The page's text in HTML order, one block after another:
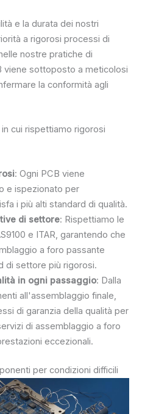
e la durata dei nostri
a rigorosi processi di
nostre pratiche di
viene sottoposto a meticolosi
la conformità agli
cui rispettiamo rigorosi
: Ogni PCB viene
e ispezionato per
i più alti standard di qualità.
di settore: Rispettiamo le
e ITAR, garantendo che
a foro passante
di settore più rigorosi.
in ogni passaggio: Dalla
all'assemblaggio finale,
di garanzia della qualità per
di assemblaggio a foro
eccezionali.
per condizioni difficili